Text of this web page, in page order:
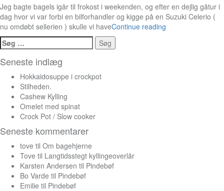
Jeg bagte bagels igår til frokost i weekenden, og efter en dejlig gåtur i
dag hvor vi var forbi en bilforhandler og kigge på en Suzuki Celerio (
nu omdøbt sellerien ) skulle vi haveContinue reading
Søg
efter:
Seneste indlæg
Hokkaidosuppe i crockpot
Stilheden.
Cashew Kylling
Omelet med spinat
Crock Pot / Slow cooker
Seneste kommentarer
tove til Om bagehjerne
Tove til Langtidsstegt kyllingeoverlår
Karsten Andersen til Pindebøf
Bo Varde til Pindebøf
Emilie til Pindebøf